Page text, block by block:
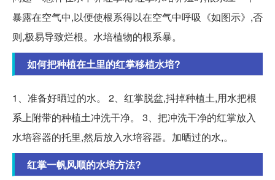
暴露在空气中,以便使根系得以在空气中呼吸《如图示》,否
则,极易导致烂根。水培植物的根系暴。
如何把种植在土里的红掌移植水培?
1、准备好晒过的水。 2、红掌脱盆,抖掉种植土,用水把根
系上附带的种植土冲洗干净。 3、把冲洗干净的红掌放入
水培容器的托里,然后放入水培容器。加晒过的水,。
红掌一帆风顺的水培方法?